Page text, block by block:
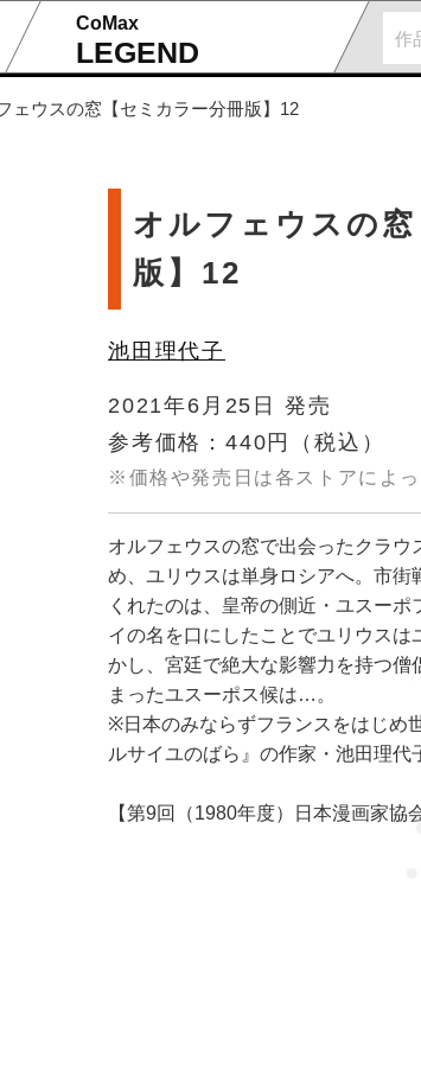
CoMax
LEGEND
ェウスの窓【セミカラー分冊版】12
オルフェウスの
版】12
池田理代子
2021年6月25日 発売
参考価格：440円
（税込）
※価格や発売日は各ストアによっ
オルフェウスの窓で出会ったクラ
め、ユリウスは単身ロシアへ。市街
くれたのは、皇帝の側近・ユスー
イの名を口にしたことでユリウス
かし、宮廷で絶大な影響力を持つ僧
まったユスーポス候は…。
※日本のみならずフランスをはじめ
ルサイユのばら』の作家・池田理代
【第9回（1980年度）日本漫画家協